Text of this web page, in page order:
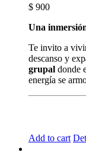
$ 900
Una
Te invito a
descanso y
grupal donde
energía se
Add to cart